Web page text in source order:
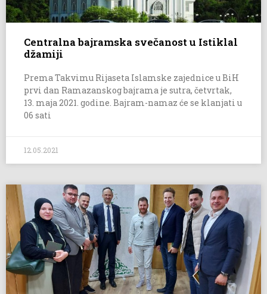
Centralna bajramska svečanost u Istiklal
džamiji
Prema Takvimu Rijaseta Islamske zajednice u BiH
prvi dan Ramazanskog bajrama je sutra, četvrtak,
13. maja 2021. godine. Bajram-namaz će se klanjati u
06 sati
12.05.2021